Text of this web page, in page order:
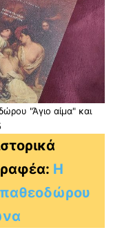
"Άγιο αίμα" και
Η